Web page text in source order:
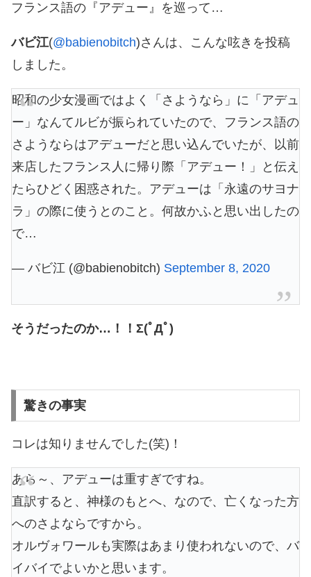
フランス語の『アデュー』を巡って…
バビ江(@babienobitch)さんは、こんな呟きを投稿
しました。
昭和の少女漫画ではよく「さようなら」に「アデュ
ー」なんてルビが振られていたので、フランス語の
さようならはアデューだと思い込んでいたが、以前
来店したフランス人に帰り際「アデュー！」と伝え
たらひどく困惑された。アデューは「永遠のサヨナ
ラ」の際に使うとのこと。何故かふと思い出したの
で…
— バビ江 (@babienobitch) September 8, 2020
そうだったのか…！！Σ(ﾟДﾟ)
驚きの事実
コレは知りませんでした(笑)！
あら～、アデューは重すぎですね。
直訳すると、神様のもとへ、なので、亡くなった方
へのさよならですから。
オルヴォワールも実際はあまり使われないので、バ
イバイでよいかと思います。